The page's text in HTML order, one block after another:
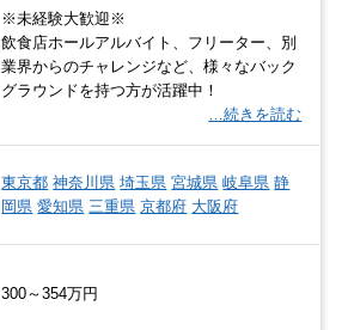
※未経験大歓迎※
飲食店ホールアルバイト、フリーター、別
業界からのチャレンジなど、様々なバック
グラウンドを持つ方が活躍中！
…続きを読む
東京都 神奈川県 埼玉県 宮城県 岐阜県 静
岡県 愛知県 三重県 京都府 大阪府
300～354万円